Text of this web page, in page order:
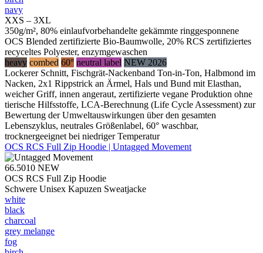
navy
XXS – 3XL
350g/m², 80% einlaufvorbehandelte gekämmte ringgesponnene
OCS Blended zertifizierte Bio-Baumwolle, 20% RCS zertifiziertes
recyceltes Polyester, enzymgewaschen
heavy combed 60° neutral label NEW 2026
Lockerer Schnitt, Fischgrät-Nackenband Ton-in-Ton, Halbmond im
Nacken, 2x1 Rippstrick an Ärmel, Hals und Bund mit Elasthan,
weicher Griff, innen angeraut, zertifizierte vegane Produktion ohne
tierische Hilfsstoffe, LCA-Berechnung (Life Cycle Assessment) zur
Bewertung der Umweltauswirkungen über den gesamten
Lebenszyklus, neutrales Größenlabel, 60° waschbar,
trocknergeeignet bei niedriger Temperatur
OCS RCS Full Zip Hoodie | Untagged Movement
66.5010 NEW
OCS RCS Full Zip Hoodie
Schwere Unisex Kapuzen Sweatjacke
white
black
charcoal
grey melange
fog